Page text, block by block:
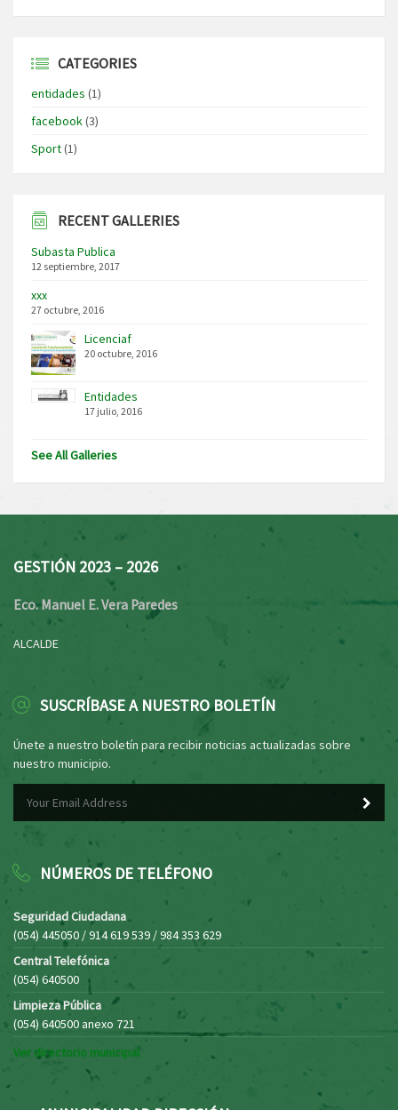
CATEGORIES
entidades (1)
facebook(3)
Sport(1)
RECENT GALLERIES
Subasta Publica
12 septiembre, 2017
xxx
27 octubre, 2016
Licenciaf
20 octubre, 2016
Entidades
17 julio, 2016
See All Galleries
GESTIÓN 2023 – 2026
Eco. Manuel E. Vera Paredes
ALCALDE
SUSCRÍBASE A NUESTRO BOLETÍN
Únete a nuestro boletín para recibir noticias actualizadas sobre
nuestro municipio.
NÚMEROS DE TELÉFONO
Seguridad Ciudadana
(054) 445050 / 914 619 539 / 984 353 629
Central Telefónica
(054) 640500
Limpieza Pública
(054) 640500 anexo 721
Ver directorio municipal